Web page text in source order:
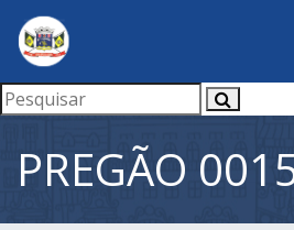
PREGÃO